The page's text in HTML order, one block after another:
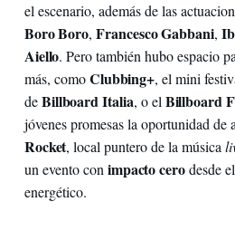
el escenario, además de las
Boro Boro,Francesco Gabbani,
Aiello. Pero también hubo espacio
más, comoClubbing+, el mini
deBillboard Italia, o el Billboard
jóvenes promesas la oportunidad de
Rocket, local puntero de la música
un evento con impacto cerodesde
energético.